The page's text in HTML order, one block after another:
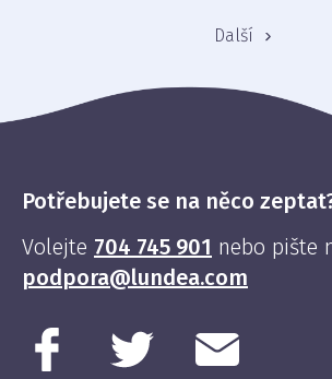
Další
Potřebujete se na něco
Volejte 704 745 901 nebo pište
podpora@lundea.com